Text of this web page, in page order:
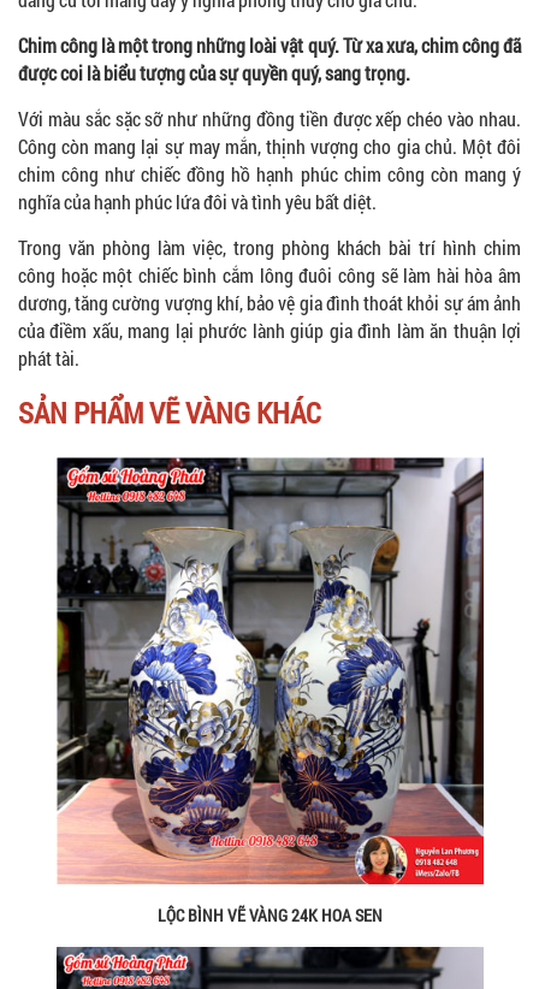
Chim công là một trong những loài vật quý. Từ xa xưa, chim công đã
được coi là biểu tượng của sự quyền quý, sang trọng.
Với màu sắc sặc sỡ như những đồng tiền được xếp chéo vào nhau.
Công còn mang lại sự may mắn, thịnh vượng cho gia chủ. Một đôi
chim công như chiếc đồng hồ hạnh phúc chim công còn mang ý
nghĩa của hạnh phúc lứa đôi và tình yêu bất diệt.
Trong văn phòng làm việc, trong phòng khách bài trí hình chim
công hoặc một chiếc bình cắm lông đuôi công sẽ làm hài hòa âm
dương, tăng cường vượng khí, bảo vệ gia đình thoát khỏi sự ám ảnh
của điềm xấu, mang lại phước lành giúp gia đình làm ăn thuận lợi
phát tài.
SẢN PHẨM VẼ VÀNG KHÁC
LỘC BÌNH VẼ VÀNG 24K HOA SEN